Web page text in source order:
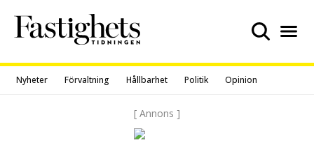
content
Nyheter Förvaltning Hållbarhet Politik Opinion
[ Annons ]